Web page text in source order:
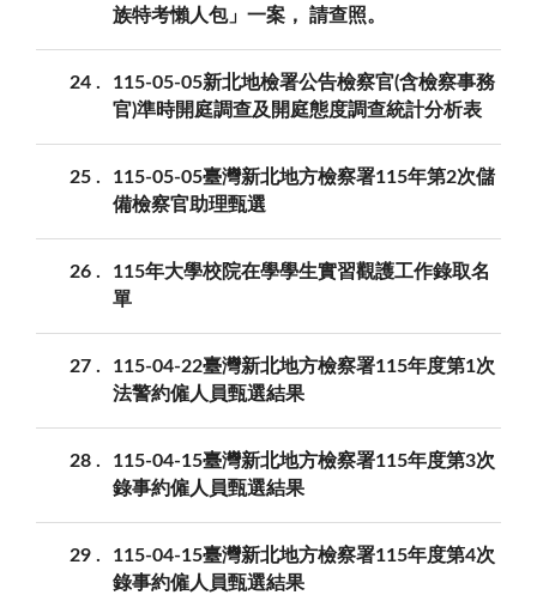
族特考懶人包」一案， 請查照。
24
115-05-05新北地檢署公告檢察官(含檢察事務
官)準時開庭調查及開庭態度調查統計分析表
25
115-05-05臺灣新北地方檢察署115年第2次儲
備檢察官助理甄選
26
115年大學校院在學學生實習觀護工作錄取名
單
27
115-04-22臺灣新北地方檢察署115年度第1次
法警約僱人員甄選結果
28
115-04-15臺灣新北地方檢察署115年度第3次
錄事約僱人員甄選結果
29
115-04-15臺灣新北地方檢察署115年度第4次
錄事約僱人員甄選結果